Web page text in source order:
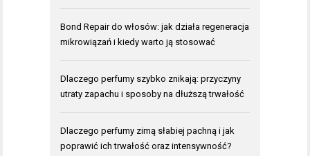
Bond Repair do włosów: jak działa regeneracja
mikrowiązań i kiedy warto ją stosować
Dlaczego perfumy szybko znikają: przyczyny
utraty zapachu i sposoby na dłuższą trwałość
Dlaczego perfumy zimą słabiej pachną i jak
poprawić ich trwałość oraz intensywność?